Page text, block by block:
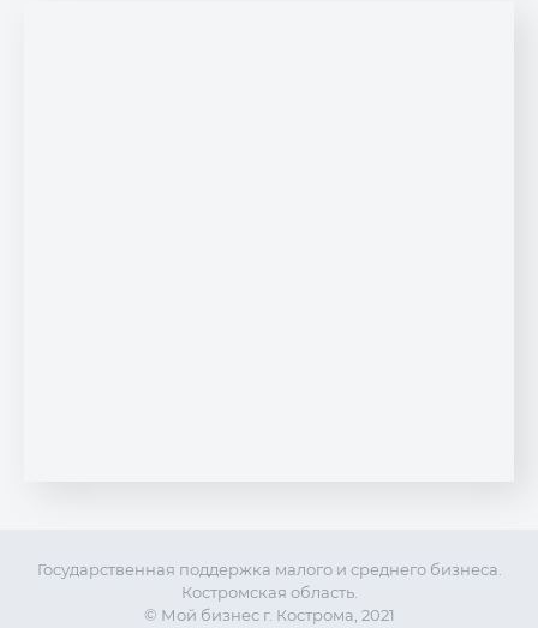
Государственная поддержка малого и среднего бизнеса.
Костромская область.
© Мой бизнес г. Кострома, 2021